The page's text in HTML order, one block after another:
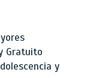
Gratuito
y